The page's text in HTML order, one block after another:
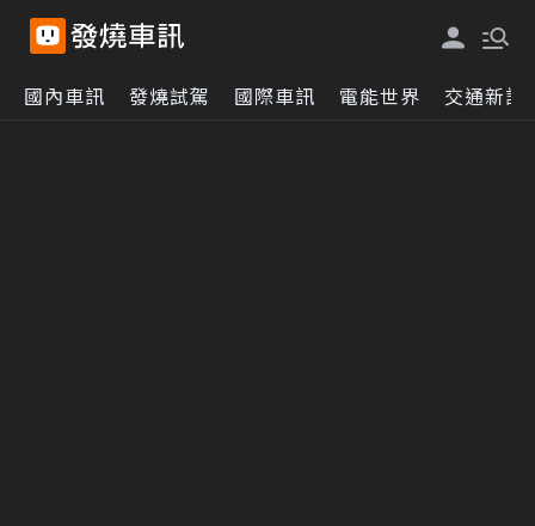
國內車訊 發燒試駕 國際車訊 電能世界 交通新訊